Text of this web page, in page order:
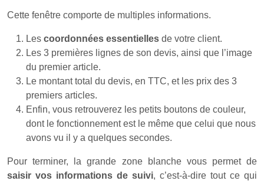
Cette fenêtre comporte de multiples informations.
Les coordonnées essentielles de votre client.
Les 3 premières lignes de son devis, ainsi que l’image
du premier article.
Le montant total du devis, en TTC, et les prix des 3
premiers articles.
Enfin, vous retrouverez les petits boutons de couleur,
dont le fonctionnement est le même que celui que nous
avons vu il y a quelques secondes.
Pour terminer, la grande zone blanche vous permet de
saisir vos informations de suivi, c’est-à-dire tout ce qui